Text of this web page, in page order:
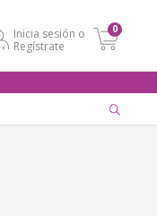
Inicia sesión o
Regístrate
0